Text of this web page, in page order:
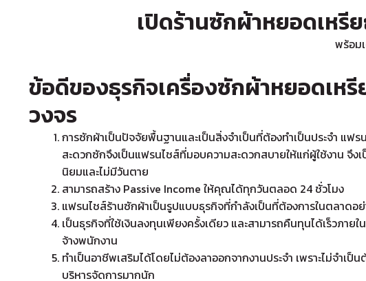
เปิดร้านซักผ้าหยอดเหรี
พร้อม
ข้อดีของธุรกิจเครื่องซักผ้าหยอดเห
วงจร
การซักผ้าเป็นปัจจัยพื้นฐานและเป็นสิ่งจำเป็นที่ต้องทำเป็นประจำ แฟ
สะดวกซักจึงเป็นแฟรนไชส์ที่มอบความสะดวกสบายให้แก่ผู้ใช้งาน จึง
นิยมและไม่มีวันตาย
สามารถสร้าง Passive Income ให้คุณได้ทุกวันตลอด 24 ชั่วโมง
แฟรนไชส์ร้านซักผ้าเป็นรูปแบบธุรกิจที่กำลังเป็นที่ต้องการในตลาดอย่
เป็นธุรกิจที่ใช้เงินลงทุนเพียงครั้งเดียว และสามารถคืนทุนได้เร็วภายใ
จ้างพนักงาน
ทำเป็นอาชีพเสริมได้โดยไม่ต้องลาออกจากงานประจำ เพราะไม่จำเป็น
บริหารจัดการมากนัก